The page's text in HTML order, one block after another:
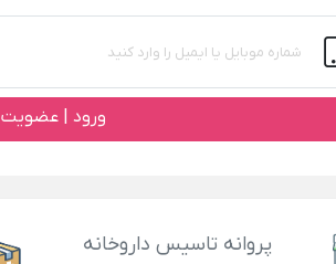
ورود | عضویت
پروانه تاسیس داروخانه